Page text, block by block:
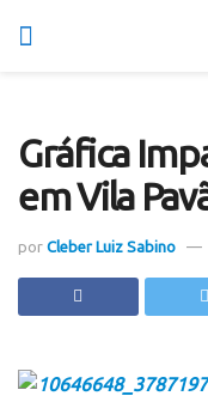
Gráfica
em Vila
por Cleber Luiz Sabino